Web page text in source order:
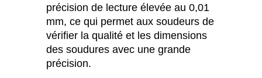
précision de lecture élevée au 0,01
mm, ce qui permet aux soudeurs de
vérifier la qualité et les dimensions
des soudures avec une grande
précision.